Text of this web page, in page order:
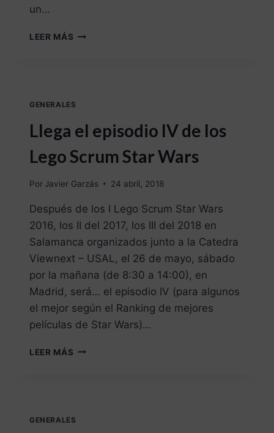
un…
LEER MÁS
GENERALES
Llega el episodio IV de los
Lego Scrum Star Wars
Por Javier Garzás 24 abril, 2018
Después de los I Lego Scrum Star Wars
2016, los II del 2017, los III del 2018 en
Salamanca organizados junto a la Catedra
Viewnext – USAL, el 26 de mayo, sábado
por la mañana (de 8:30 a 14:00), en
Madrid, será… el episodio IV (para algunos
el mejor según el Ranking de mejores
películas de Star Wars)…
LEER MÁS
GENERALES